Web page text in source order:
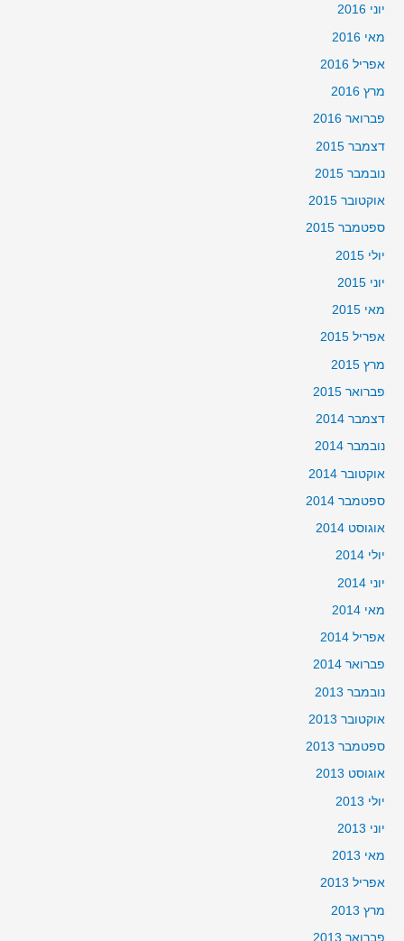
יוני 2016
מאי 2016
אפריל 2016
מרץ 2016
פברואר 2016
דצמבר 2015
נובמבר 2015
אוקטובר 2015
ספטמבר 2015
יולי 2015
יוני 2015
מאי 2015
אפריל 2015
מרץ 2015
פברואר 2015
דצמבר 2014
נובמבר 2014
אוקטובר 2014
ספטמבר 2014
אוגוסט 2014
יולי 2014
יוני 2014
מאי 2014
אפריל 2014
פברואר 2014
נובמבר 2013
אוקטובר 2013
ספטמבר 2013
אוגוסט 2013
יולי 2013
יוני 2013
מאי 2013
אפריל 2013
מרץ 2013
פברואר 2013